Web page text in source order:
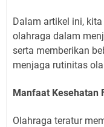
Dalam artikel ini,
olahraga dalam
serta memberikan
menjaga rutinitas
Manfaat Kesehatan
Olahraga teratur